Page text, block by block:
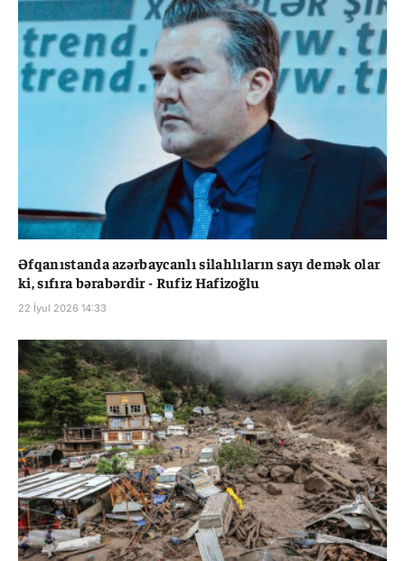
Əfqanıstanda azərbaycanlı silahlıların sayı demək olar
ki, sıfıra bərabərdir - Rufiz Hafizoğlu
22 İyul 2026 14:33